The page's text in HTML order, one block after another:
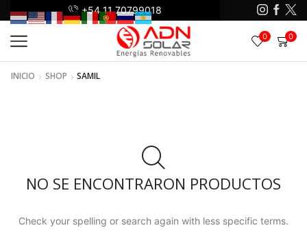
+54 11 70799018
0 0
INICIO SHOP SAMIL
NO SE ENCONTRARON PRODUCTOS
Check your spelling or search again with less specific terms.